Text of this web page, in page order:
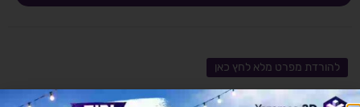
להורדת מפרט מלא לחץ כאן